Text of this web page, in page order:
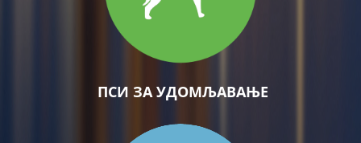
ПСИ ЗА УДОМЉАВАЊЕ